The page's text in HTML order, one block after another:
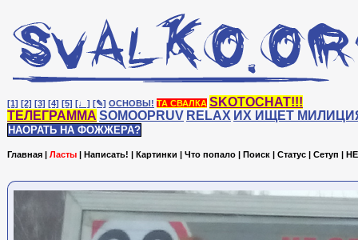
[1] [2] [3] [4] [5] [♩] [✎] ОСНОВЫ! ТА СВАЛКА SKOTOCHAT!!!
ТЕЛЕГРАММА SOMOOPRUV RELAX ИХ ИЩЕТ
НАОРАТЬ НА ФОЖЖЕРА?
Главная | Ласты | Написать! | Картинки | Что попало | Поиск | Статус | Сетуп |